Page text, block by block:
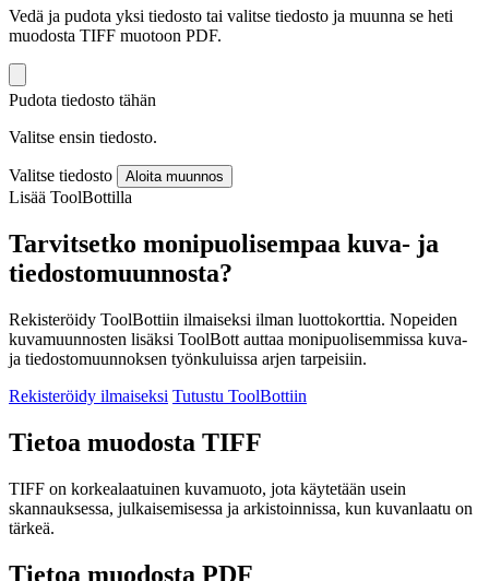
Vedä ja pudota yksi tiedosto tai valitse tiedosto ja muunna se heti
muodosta TIFF muotoon PDF.
Pudota tiedosto tähän
Valitse ensin tiedosto.
Valitse tiedosto Aloita muunnos
Lisää ToolBottilla
Tarvitsetko monipuolisempaa kuva- ja
tiedostomuunnosta?
Rekisteröidy ToolBottiin ilmaiseksi ilman luottokorttia. Nopeiden
kuvamuunnosten lisäksi ToolBott auttaa monipuolisemmissa kuva-
ja tiedostomuunnoksen työnkuluissa arjen tarpeisiin.
Rekisteröidy ilmaiseksi Tutustu ToolBottiin
Tietoa muodosta TIFF
TIFF on korkealaatuinen kuvamuoto, jota käytetään usein
skannauksessa, julkaisemisessa ja arkistoinnissa, kun kuvanlaatu on
tärkeä.
Tietoa muodosta PDF